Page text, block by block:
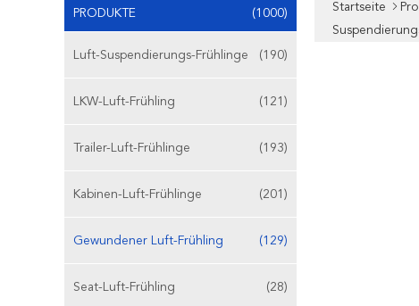
PRODUKTE (1000)
Luft-Suspendierungs-Frühlinge (190)
LKW-Luft-Frühling (121)
Trailer-Luft-Frühlinge (193)
Kabinen-Luft-Frühlinge (201)
Gewundener Luft-Frühling (129)
Seat-Luft-Frühling (28)
Startseite